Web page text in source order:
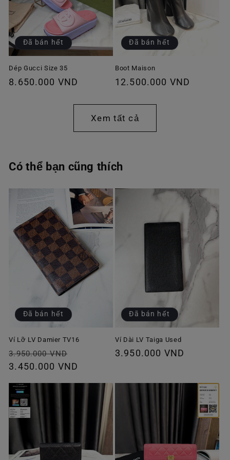
Đã bán hết
Dép Gucci Size 35
Giá
8.650.000 VND
Đã bán hết
Boot Maison
Giá
thường
12.500.000 VND
Xem tất cả
Có thể bạn cũng thích
Đã bán hết
Ví Lỡ LV Damier TV16
Giá
thông
3.950.000 VND
ưu
3.450.000 VND
Đã bán hết
Ví Dài LV Taiga Used
Giá
3.950.000 VND